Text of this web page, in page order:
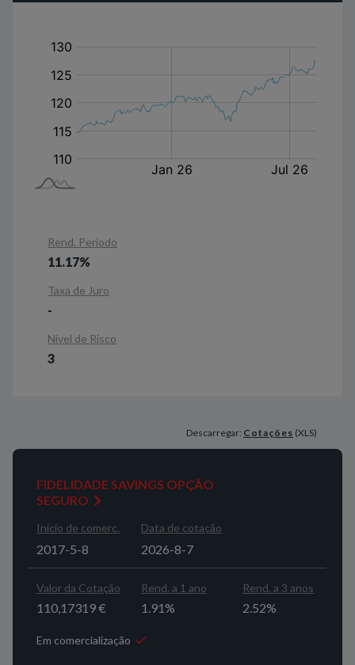
Rend. Período
11.17%
Taxa de Juro
-
Nível de Risco
3
Descarregar: Cotações (XLS)
FIDELIDADE SAVINGS OPÇÃO
SEGURO
Início de comerc. Data de cotação
2017-5-8 2026-8-7
Valor da Cotação Rend. a 1 ano Rend. a 3 anos
110,17319 € 1.91% 2.52%
Em comercialização